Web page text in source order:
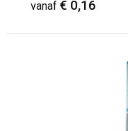
vanaf € 0,16
Minimale